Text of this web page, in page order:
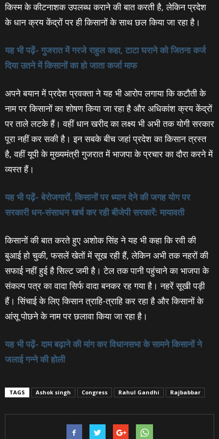
किस्म के कीटनाशक उपलब्ध कराने की बात करती है, लेकिन प्रदेश
के धान क्रय केंद्रों पर ही किसानों के साथ छल किया जा रहा है।
यह भी पढ़ें- गुजरात में गरजे राहुल कहा, टाटा घराने को जितना कर्ज
दिया उतने में किसानों का हो जाता कर्जा माफ
अपने बयान में प्रदेश प्रवक्‍ता ने यह भी आरोप लगाया कि कटौती के
नाम पर किसानों का शोषण किया जा रहा है और अधिकांश क्रय केंद्रों
पर ताले लटके हैं। वहीं धान खरीद का लक्ष्य भी अभी तक योगी सरकार
पूरा नहीं कर सकी है। इन सबके बीच जहां प्रदेश का किसान त्रस्त
है, वहीं यूपी के मुख्यमंत्री गुजरात में भाजपा के प्रचार का दौरा करने में
व्यस्त हैं।
यह भी पढ़ें- बेरोजगारों, किसानों पर ध्‍यान देने की जगह योग पर
सरकारी धन-संसाधन खर्च कर रही बीजेपी सरकारें: मायावती
किसानों की बात करते हुए अशोक सिंह ने यह भी कहा कि रवी की
बुआई हो चुकी, फसलें खेतों में सूख रही हैं, लेकिन अभी तक नहरों की
सफाई नहीं हुई है सिल्ट जमी है। टेल तक पानी पहुंचाने का भाजपा के
संकल्प पत्र का वादा सिर्फ वादा बनकर रह गया है। नहरें सूखी पड़ी
हैं। सिंचाई के लिए किसान त्राहि-त्राहि कर रहा है और किसानों के
आंसू पोछने के नाम पर छलावा किया जा रहा है।
यह भी पढ़ें- दाम बढ़ाने की मांग कर विधानसभा के सामने किसानों ने
जलाई गन्‍ने की होली
TAGS Ashok singh Congress Rahul Gandhi Rajbabbar